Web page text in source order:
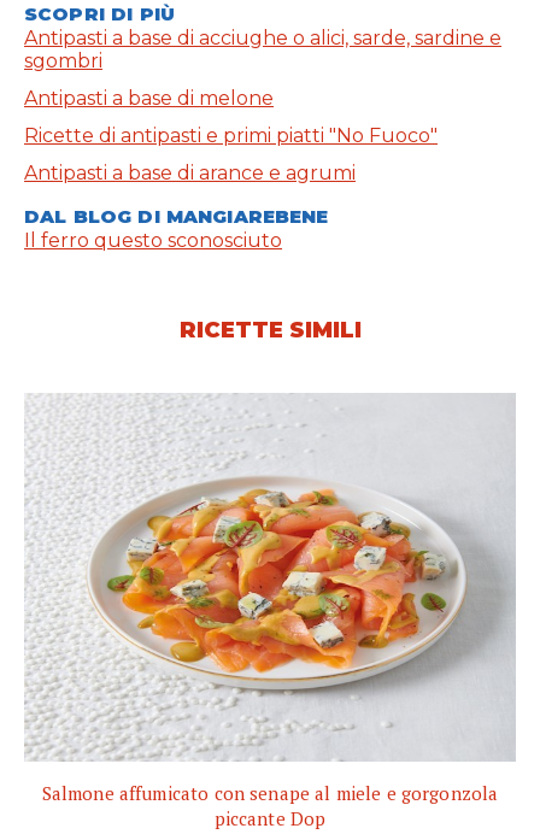
SCOPRI DI PIÙ
Antipasti a base di acciughe o alici, sarde, sardine e
sgombri
Antipasti a base di melone
Ricette di antipasti e primi piatti "No Fuoco"
Antipasti a base di arance e agrumi
DAL BLOG DI MANGIAREBENE
Il ferro questo sconosciuto
RICETTE SIMILI
Salmone affumicato con senape al miele e gorgonzola
piccante Dop